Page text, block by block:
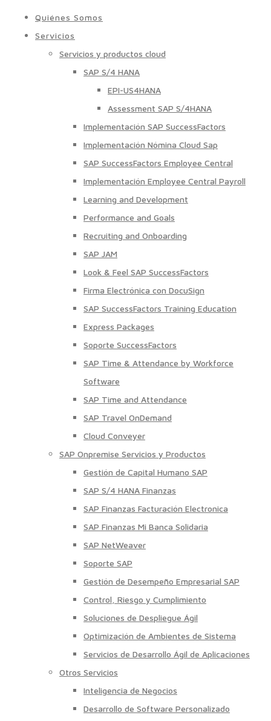
Quiénes Somos
Servicios
Servicios y productos cloud
SAP S/4 HANA
EPI-US4HANA
Assessment SAP S/4HANA
Implementación SAP SuccessFactors
Implementación Nómina Cloud Sap
SAP SuccessFactors Employee Central
Implementación Employee Central Payroll
Learning and Development
Performance and Goals
Recruiting and Onboarding
SAP JAM
Look & Feel SAP SuccessFactors
Firma Electrónica con DocuSign
SAP SuccessFactors Training Education
Express Packages
Soporte SuccessFactors
SAP Time & Attendance by Workforce
Software
SAP Time and Attendance
SAP Travel OnDemand
Cloud Conveyer
SAP Onpremise Servicios y Productos
Gestión de Capital Humano SAP
SAP S/4 HANA Finanzas
SAP Finanzas Facturación Electronica
SAP Finanzas Mi Banca Solidaria
SAP NetWeaver
Soporte SAP
Gestión de Desempeño Empresarial SAP
Control, Riesgo y Cumplimiento
Soluciones de Despliegue Ágil
Optimización de Ambientes de Sistema
Servicios de Desarrollo Ágil de Aplicaciones
Otros Servicios
Inteligencia de Negocios
Desarrollo de Software Personalizado